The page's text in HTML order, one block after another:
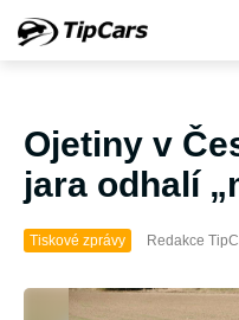
Ojetiny v
jara odhalí
Tiskové zprávy Redakce